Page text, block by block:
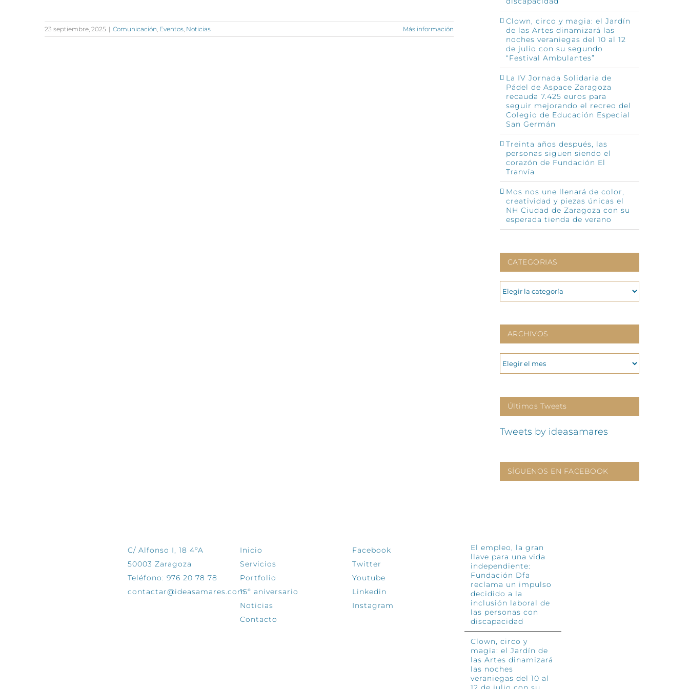
23 septiembre, 2025 | Comunicación, Eventos, Noticias Más información
Clown, circo y magia: el Jardín
de las Artes dinamizará las
noches veraniegas del 10 al 12
de julio con su segundo
“Festival Ambulantes”
La IV Jornada Solidaria de
Pádel de Aspace Zaragoza
recauda 7.425 euros para
seguir mejorando el recreo del
Colegio de Educación Especial
San Germán
Treinta años después, las
personas siguen siendo el
corazón de Fundación El
Tranvía
Mos nos une llenará de color,
creatividad y piezas únicas el
NH Ciudad de Zaragoza con su
esperada tienda de verano
CATEGORIAS
CATEGORIAS
ARCHIVOS
ARCHIVOS
Últimos Tweets
Tweets by ideasamares
SÍGUENOS EN FACEBOOK
C/ Alfonso I, 18 4ºA
50003 Zaragoza
Teléfono: 976 20 78 78
contactar@ideasamares.com
Inicio
Servicios
Portfolio
15º aniversario
Noticias
Contacto
Facebook
Twitter
Youtube
Linkedin
Instagram
El empleo, la gran
llave para una vida
independiente:
Fundación Dfa
reclama un impulso
decidido a la
inclusión laboral de
las personas con
discapacidad
Clown, circo y
magia: el Jardín de
las Artes dinamizará
las noches
veraniegas del 10 al